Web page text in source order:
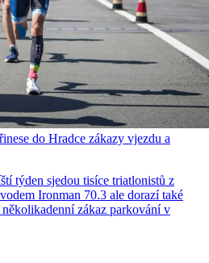
do Hradce zákazy vjezdu a
týden sjedou tisíce triatlonistů z
Ironman 70.3 ale dorazí také
zákaz parkování v